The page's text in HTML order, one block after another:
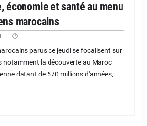
économie et santé au menu
marocains
parus ce jeudi se focalisent sur
notamment la découverte au Maroc
datant de 570 millions d'années,…